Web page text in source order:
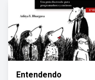
Entendendo